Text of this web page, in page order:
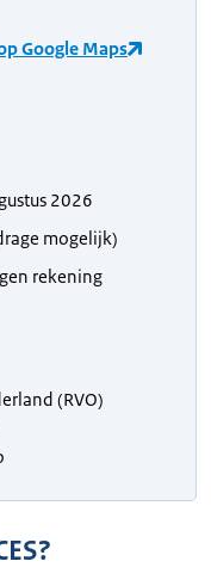
Google Maps
2026
mogelijk)
rekening
(RVO)